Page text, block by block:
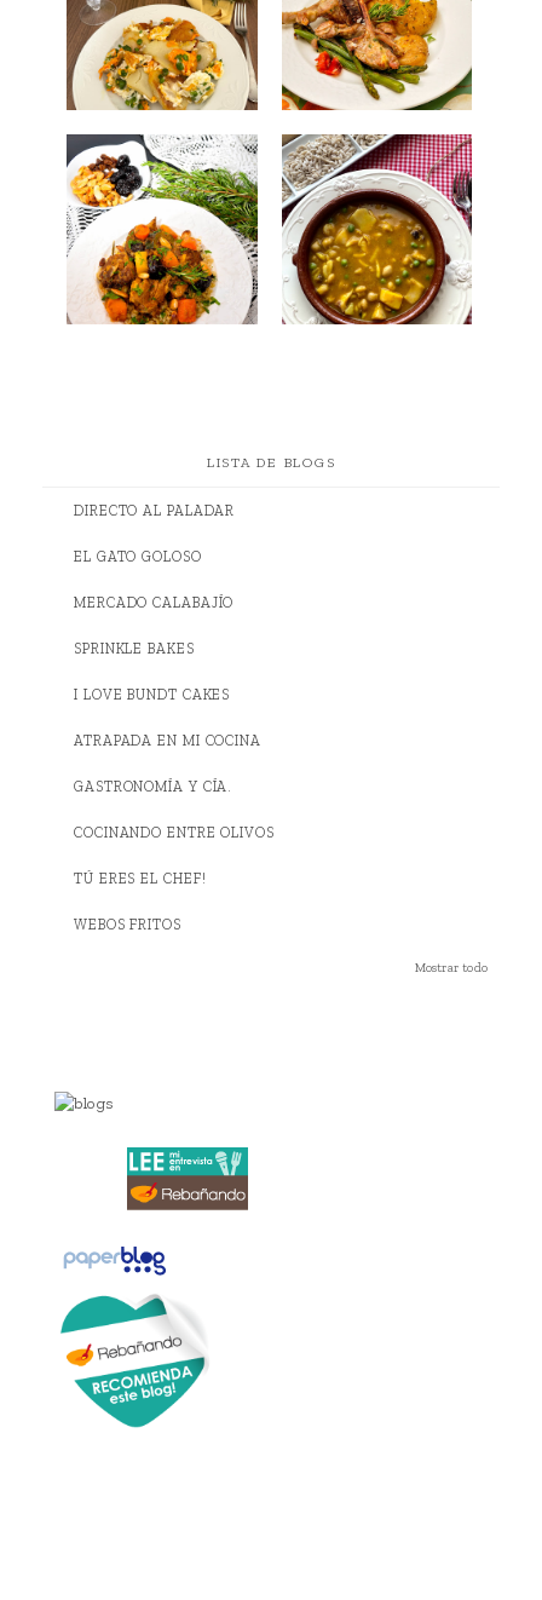
LISTA DE BLOGS
DIRECTO AL PALADAR
EL GATO GOLOSO
MERCADO CALABAJÍO
SPRINKLE BAKES
I LOVE BUNDT CAKES
ATRAPADA EN MI COCINA
GASTRONOMÍA Y CÍA.
COCINANDO ENTRE OLIVOS
TÚ ERES EL CHEF!
WEBOS FRITOS
Mostrar todo